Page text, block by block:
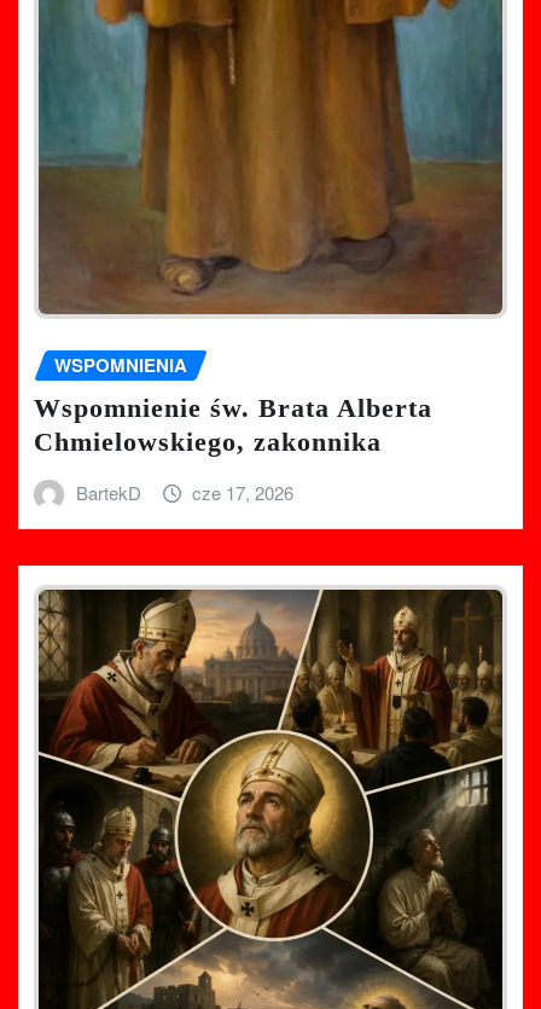
WSPOMNIENIA
Wspomnienie św. Brata Alberta
Chmielowskiego, zakonnika
BartekD cze 17, 2026